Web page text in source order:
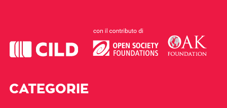
CATEGORIE